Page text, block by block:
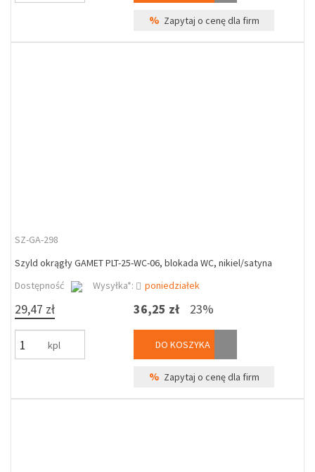
% Zapytaj o cenę dla firm
SZ-GA-298
Szyld okrągły GAMET PLT-25-WC-06, blokada WC, nikiel/satyna
Dostępność
Wysyłka*: poniedziałek
29,47 zł
kpl
36,25 zł 23%
DO KOSZYKA
% Zapytaj o cenę dla firm